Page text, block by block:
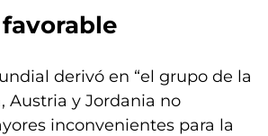
derivó en “el grupo de la
Austria y Jordania no
inconvenientes para la